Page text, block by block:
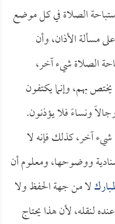
الصلاة في كل موضع
مسألة الأذان، وأن
الصلاة شيء آخر،
بهم، وإنما يكتفون
ونساءً فلا يؤذنون.
آخر، كذلك فإنه لا
ووضوحها، ومعلوم أن
لا من جهة الحفظ ولا
لنقله، لأن هذا يحتاج